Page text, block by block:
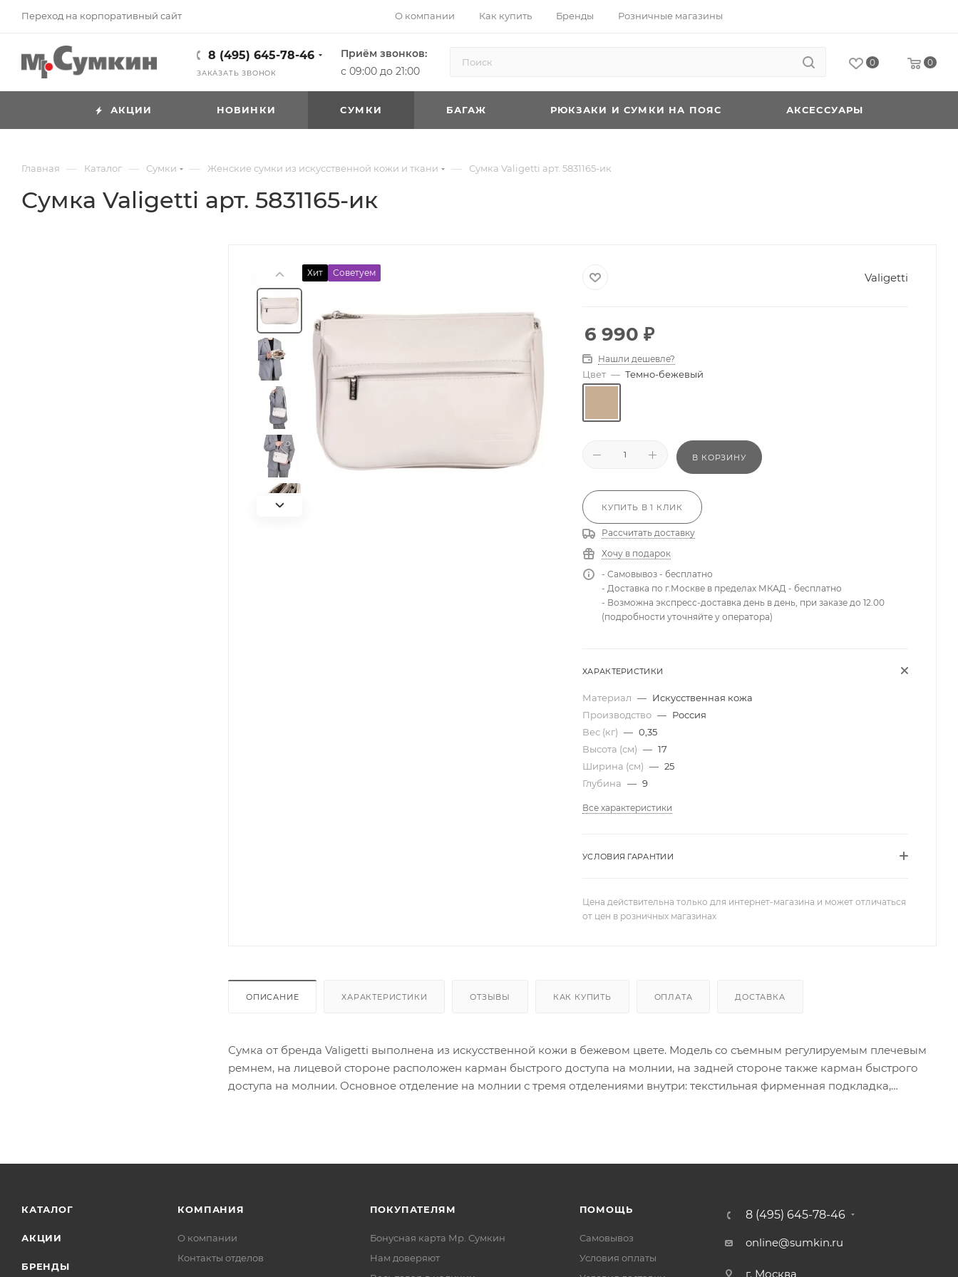
Переход на корпоративный сайт О компании Как купить Бренды Розничные магазины
8 (495) 645-78-46
ЗАКАЗАТЬ ЗВОНОК
Приём звонков:
с 09:00 до 21:00
0 0
АКЦИИ НОВИНКИ CУМКИ БАГАЖ РЮКЗАКИ И СУМКИ НА ПОЯС АКСЕССУАРЫ
Главная — Каталог — Cумки — Женские сумки из искусственной кожи и ткани — Сумка Valigetti арт. 5831165-ик
Сумка Valigetti арт. 5831165-ик
Хит Советуем Valigetti
6 990 ₽
Нашли дешевле?
Цвет — Темно-бежевый
В КОРЗИНУ
КУПИТЬ В 1 КЛИК
Рассчитать доставку
Хочу в подарок
- Самовывоз - бесплатно
- Доставка по г.Москве в пределах МКАД - бесплатно
- Возможна экспресс-доставка день в день, при заказе до 12.00
(подробности уточняйте у оператора)
ХАРАКТЕРИСТИКИ
Материал — Искусственная кожа
Производство — Россия
Вес (кг) — 0,35
Высота (см) — 17
Ширина (см) — 25
Глубина — 9
Все характеристики
УСЛОВИЯ ГАРАНТИИ
Цена действительна только для интернет-магазина и может отличаться
от цен в розничных магазинах
ОПИСАНИЕ ХАРАКТЕРИСТИКИ ОТЗЫВЫ КАК КУПИТЬ ОПЛАТА ДОСТАВКА
Сумка от бренда Valigetti выполнена из искусственной кожи в бежевом цвете. Модель со съемным регулируемым плечевым
ремнем, на лицевой стороне расположен карман быстрого доступа на молнии, на задней стороне также карман быстрого
доступа на молнии. Основное отделение на молнии с тремя отделениями внутри: текстильная фирменная подкладка,
КАТАЛОГ
АКЦИИ
БРЕНДЫ
КОМПАНИЯ
О компании
Контакты отделов
ПОКУПАТЕЛЯМ
Бонусная карта Мр. Сумкин
Нам доверяют
ПОМОЩЬ
Самовывоз
Условия оплаты
8 (495) 645-78-46
online@sumkin.ru
г. Москва